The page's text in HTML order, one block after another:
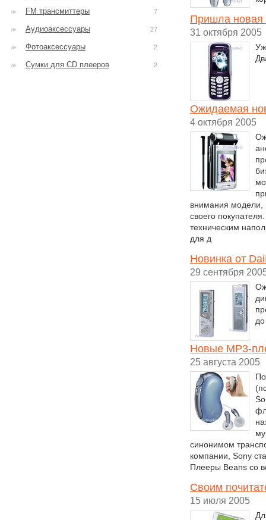
Пришла новая
31 октября 2005
Ожидаемая
4 октября 2005
внимания модели,
своего
техническим
для д
Новинка от
29 сентября
Новые MP3-
25 августа 2005
синонимом
компании, Sony
Плееры Beans со
Своим
15 июля 2005
FM трансмиттеры 7
Аудиоаксессуары 27
Фотоаксессуары 2
Сумки для CD плееров 2